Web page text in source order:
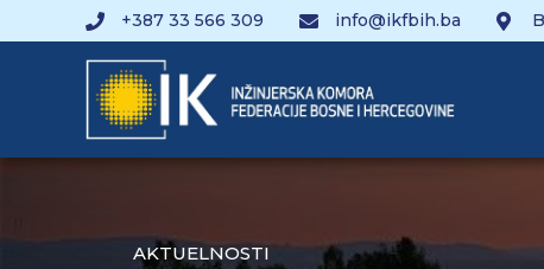
+387 33 566 309 info@ikfbih.ba
AKTUELNOSTI